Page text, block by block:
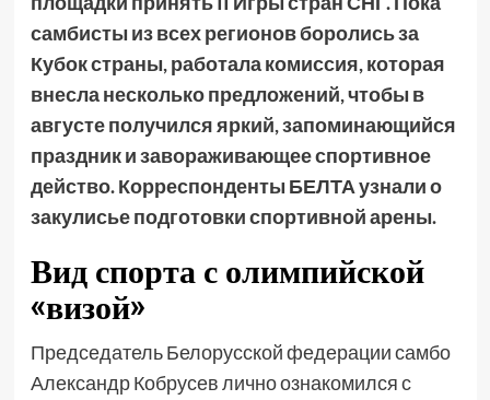
самбисты из всех регионов боролись за
Кубок страны, работала комиссия, которая
внесла несколько предложений, чтобы в
августе получился яркий, запоминающийся
праздник и завораживающее спортивное
действо. Корреспонденты БЕЛТА узнали о
закулисье подготовки спортивной арены.
Вид спорта с олимпийской
«визой»
Председатель Белорусской федерации самбо
Александр Кобрусев лично ознакомился с